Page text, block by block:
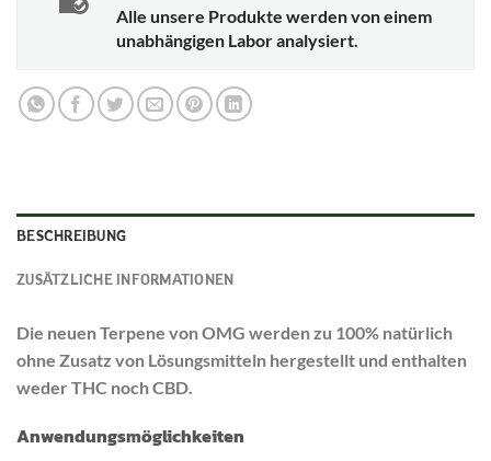
Alle unsere Produkte werden von einem
unabhängigen Labor analysiert.
BESCHREIBUNG
ZUSÄTZLICHE INFORMATIONEN
Die neuen Terpene von OMG werden zu 100% natürlich
ohne Zusatz von Lösungsmitteln hergestellt und enthalten
weder THC noch CBD.
Anwendungsmöglichkeiten